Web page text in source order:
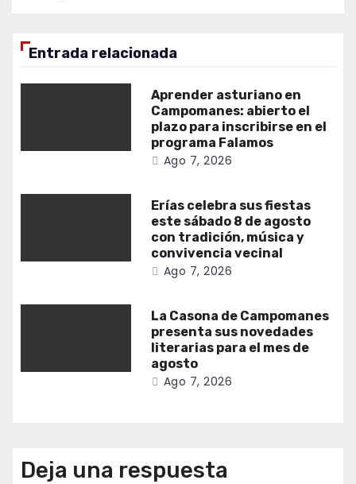
Entrada relacionada
Aprender asturiano en
Campomanes: abierto el
plazo para inscribirse en el
programa Falamos
Ago 7, 2026
Erías celebra sus fiestas
este sábado 8 de agosto
con tradición, música y
convivencia vecinal
Ago 7, 2026
La Casona de Campomanes
presenta sus novedades
literarias para el mes de
agosto
Ago 7, 2026
Deja una respuesta